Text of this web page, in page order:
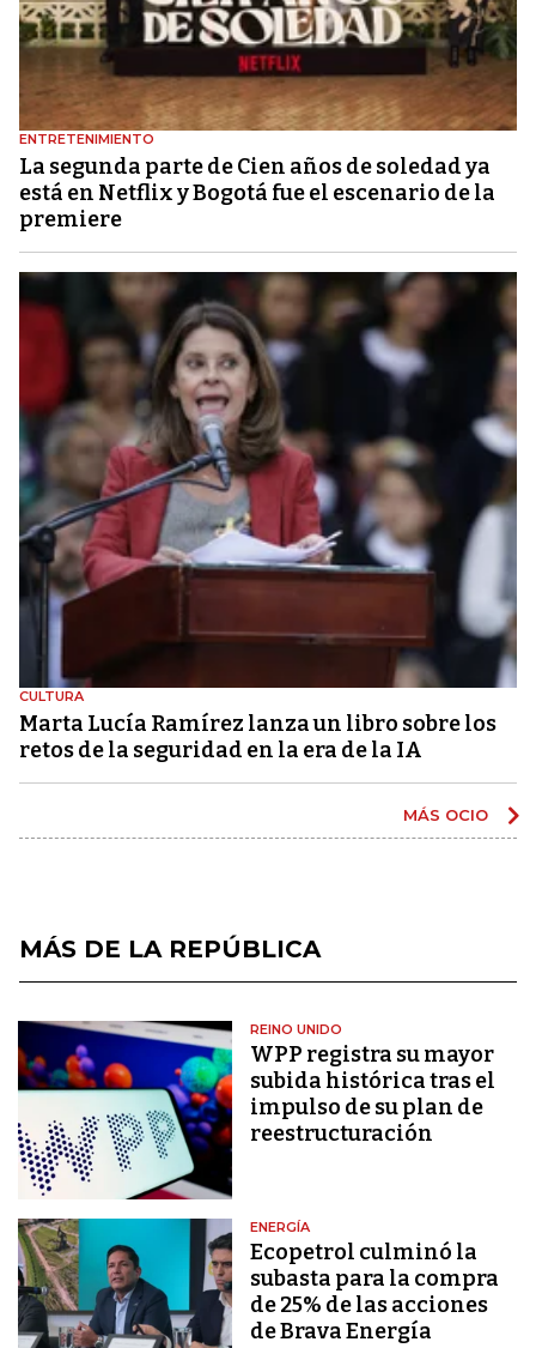
ENTRETENIMIENTO
La segunda parte de Cien años de soledad ya
está en Netflix y Bogotá fue el escenario de la
premiere
CULTURA
Marta Lucía Ramírez lanza un libro sobre los
retos de la seguridad en la era de la IA
MÁS OCIO
MÁS DE LA REPÚBLICA
REINO UNIDO
WPP registra su mayor
subida histórica tras el
impulso de su plan de
reestructuración
ENERGÍA
Ecopetrol culminó la
subasta para la compra
de 25% de las acciones
de Brava Energía